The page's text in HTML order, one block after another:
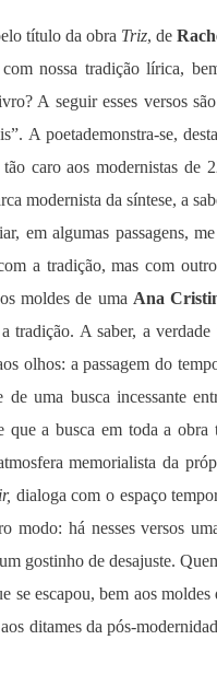
título da obra Triz, de
nossa tradição lírica,
A seguir esses versos
A poetademonstra-se,
caro aos modernistas
modernista da síntese, a
em algumas passagens,
a tradição, mas com
moldes de uma Ana
tradição. A saber, a
olhos: a passagem do
de uma busca incessante
que a busca em toda a
memorialista da
dialoga com o espaço
há nesses versos
gostinho de desajuste.
se escapou, bem aos
ditames da pós-